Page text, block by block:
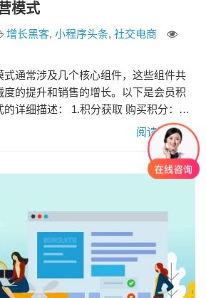
模式
增长黑客, 小程序头条, 社交电商
通常涉及几个核心组件，这些组件共
度的提升和销售的增长。以下是会员积
详细描述： 1.积分获取 购买积分：顾
来赚取积分。通常情况下，消费金额和
比例关系，例如每消费1元获得1积分。
销活动、填写问卷调查、分享社交媒体
赚取积分。 奖励积分：对于特定的行
阅读更多»